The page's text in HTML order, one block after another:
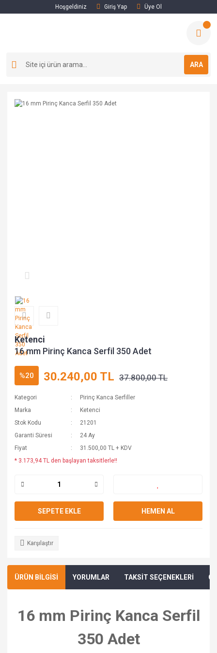
Hoşgeldiniz Giriş Yap Üye Ol
ARA
Ketenci
16 mm Pirinç Kanca Serfil 350 Adet
%20 30.240,00 TL 37.800,00 TL
Kategori
Pirinç Kanca Serfiller
Marka
Ketenci
Stok Kodu
21201
Garanti Süresi
24 Ay
Fiyat
31.500,00 TL + KDV
* 3.173,94 TL den başlayan taksitlerle!!
SEPETE EKLE HEMEN AL
Karşılaştır
ÜRÜN BİLGİSİ YORUMLAR TAKSİT SEÇENEKLERİ
16 mm Pirinç Kanca Serfil
350 Adet